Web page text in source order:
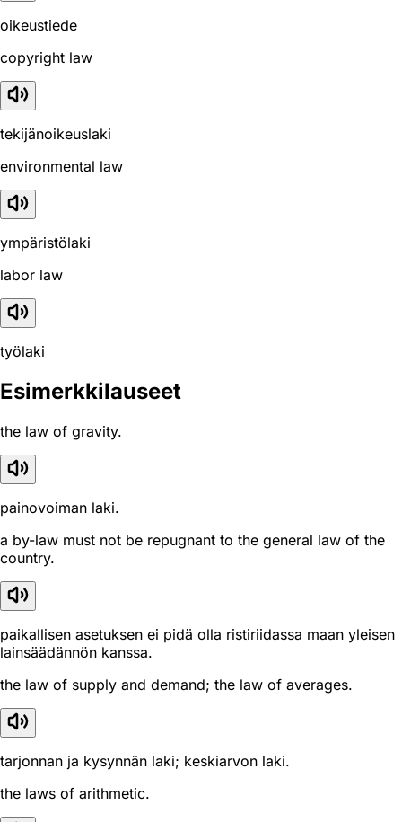
oikeustiede
copyright law
tekijänoikeuslaki
environmental law
ympäristölaki
labor law
työlaki
Esimerkkilauseet
the law of gravity.
painovoiman laki.
a by-law must not be repugnant to the general law of the
country.
paikallisen asetuksen ei pidä olla ristiriidassa maan yleisen
lainsäädännön kanssa.
the law of supply and demand; the law of averages.
tarjonnan ja kysynnän laki; keskiarvon laki.
the laws of arithmetic.